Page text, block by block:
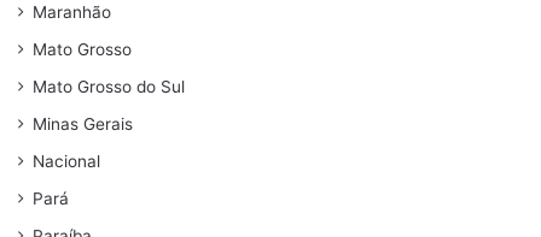
Maranhão
Mato Grosso
Mato Grosso do Sul
Minas Gerais
Nacional
Pará